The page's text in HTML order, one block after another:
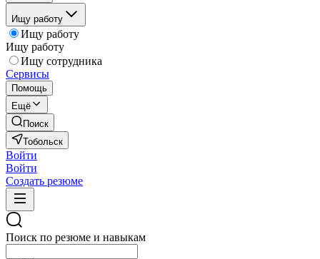
Ищу работу
Ищу работу
Ищу работу
Ищу сотрудника
Сервисы
Помощь
Ещё
Поиск
Тобольск
Войти
Войти
Создать резюме
Поиск по резюме и навыкам